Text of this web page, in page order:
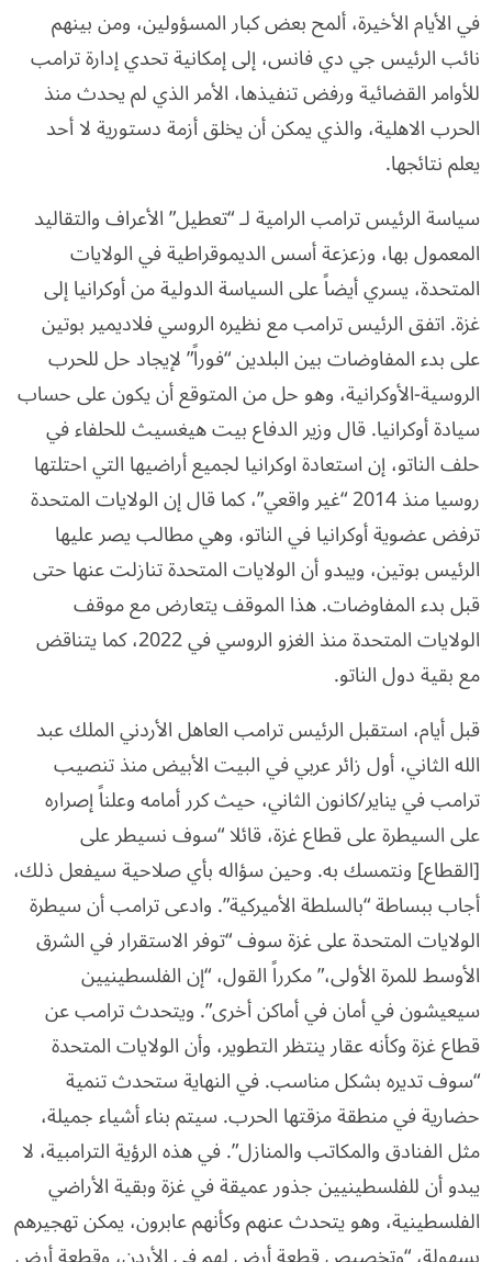
في الأيام الأخيرة، ألمح بعض كبار المسؤولين، ومن بينهم
نائب الرئيس جي دي فانس، إلى إمكانية تحدي إدارة ترامب
للأوامر القضائية ورفض تنفيذها، الأمر الذي لم يحدث منذ
الحرب الاهلية، والذي يمكن أن يخلق أزمة دستورية لا أحد
يعلم نتائجها.
سياسة الرئيس ترامب الرامية لـ “تعطيل” الأعراف والتقاليد
المعمول بها، وزعزعة أسس الديموقراطية في الولايات
المتحدة، يسري أيضاً على السياسة الدولية من أوكرانيا إلى
غزة. اتفق الرئيس ترامب مع نظيره الروسي فلاديمير بوتين
على بدء المفاوضات بين البلدين “فوراً” لإيجاد حل للحرب
الروسية-الأوكرانية، وهو حل من المتوقع أن يكون على حساب
سيادة أوكرانيا. قال وزير الدفاع بيت هيغسيث للحلفاء في
حلف الناتو، إن استعادة اوكرانيا لجميع أراضيها التي احتلتها
روسيا منذ 2014 “غير واقعي”، كما قال إن الولايات المتحدة
ترفض عضوية أوكرانيا في الناتو، وهي مطالب يصر عليها
الرئيس بوتين، ويبدو أن الولايات المتحدة تنازلت عنها حتى
قبل بدء المفاوضات. هذا الموقف يتعارض مع موقف
الولايات المتحدة منذ الغزو الروسي في 2022، كما يتناقض
مع بقية دول الناتو.
قبل أيام، استقبل الرئيس ترامب العاهل الأردني الملك عبد
الله الثاني، أول زائر عربي في البيت الأبيض منذ تنصيب
ترامب في يناير/كانون الثاني، حيث كرر أمامه وعلناً إصراره
على السيطرة على قطاع غزة، قائلا “سوف نسيطر على
[القطاع] ونتمسك به. وحين سؤاله بأي صلاحية سيفعل ذلك،
أجاب ببساطة “بالسلطة الأميركية”. وادعى ترامب أن سيطرة
الولايات المتحدة على غزة سوف “توفر الاستقرار في الشرق
الأوسط للمرة الأولى،” مكرراً القول، “إن الفلسطينيين
سيعيشون في أمان في أماكن أخرى”. ويتحدث ترامب عن
قطاع غزة وكأنه عقار ينتظر التطوير، وأن الولايات المتحدة
“سوف تديره بشكل مناسب. في النهاية ستحدث تنمية
حضارية في منطقة مزقتها الحرب. سيتم بناء أشياء جميلة،
مثل الفنادق والمكاتب والمنازل”. في هذه الرؤية الترامبية، لا
يبدو أن للفلسطينيين جذور عميقة في غزة وبقية الأراضي
الفلسطينية، وهو يتحدث عنهم وكأنهم عابرون، يمكن تهجيرهم